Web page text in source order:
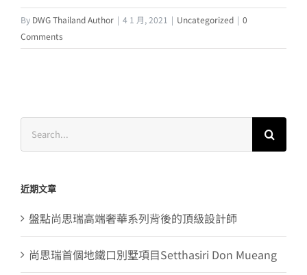
By DWG Thailand Author | 4 1 月, 2021 | Uncategorized | 0
Comments
Search
for:
近期文章
盤點尚思瑞高端奢華系列背後的頂級設計師
尚思瑞首個地鐵口別墅項目Setthasiri Don Mueang